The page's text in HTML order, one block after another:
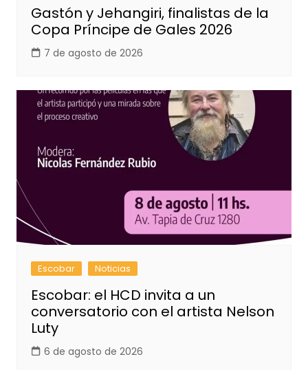
Gastón y Jehangiri, finalistas de la
Copa Príncipe de Gales 2026
7 de agosto de 2026
Escobar Noticias
Escobar: el HCD invita a un
conversatorio con el artista Nelson
Luty
6 de agosto de 2026